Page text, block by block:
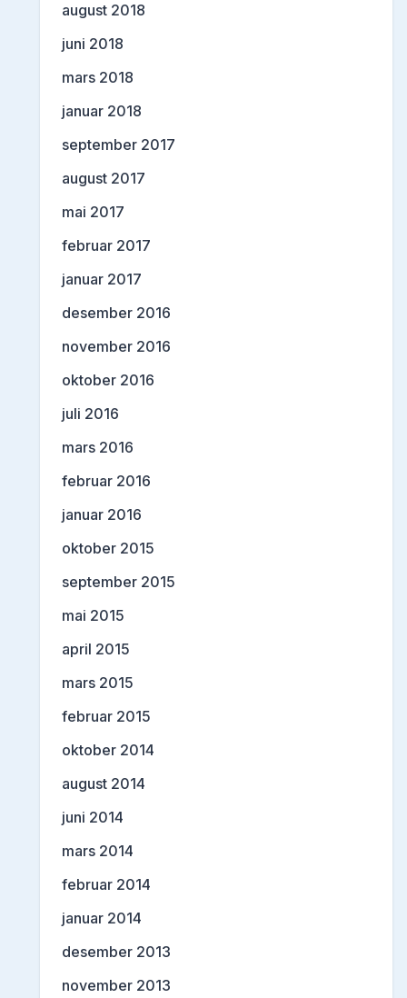
august 2018
juni 2018
mars 2018
januar 2018
september 2017
august 2017
mai 2017
februar 2017
januar 2017
desember 2016
november 2016
oktober 2016
juli 2016
mars 2016
februar 2016
januar 2016
oktober 2015
september 2015
mai 2015
april 2015
mars 2015
februar 2015
oktober 2014
august 2014
juni 2014
mars 2014
februar 2014
januar 2014
desember 2013
november 2013